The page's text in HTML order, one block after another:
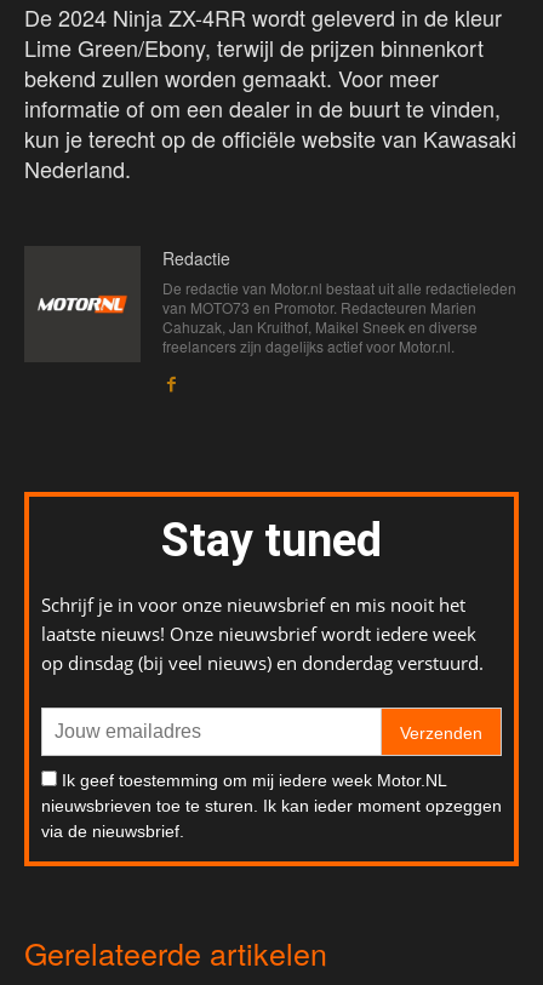
De 2024 Ninja ZX-4RR wordt geleverd in de kleur
Lime Green/Ebony, terwijl de prijzen binnenkort
bekend zullen worden gemaakt. Voor meer
informatie of om een dealer in de buurt te vinden,
kun je terecht op de officiële website van Kawasaki
Nederland.
Redactie
De redactie van Motor.nl bestaat uit alle redactieleden
van MOTO73 en Promotor. Redacteuren Marien
Cahuzak, Jan Kruithof, Maikel Sneek en diverse
freelancers zijn dagelijks actief voor Motor.nl.
Stay tuned
Schrijf je in voor onze nieuwsbrief en mis nooit het
laatste nieuws! Onze nieuwsbrief wordt iedere week
op dinsdag (bij veel nieuws) en donderdag verstuurd.
Verzenden
Ik geef toestemming om mij iedere week Motor.NL
nieuwsbrieven toe te sturen. Ik kan ieder moment opzeggen
via de nieuwsbrief.
Gerelateerde artikelen